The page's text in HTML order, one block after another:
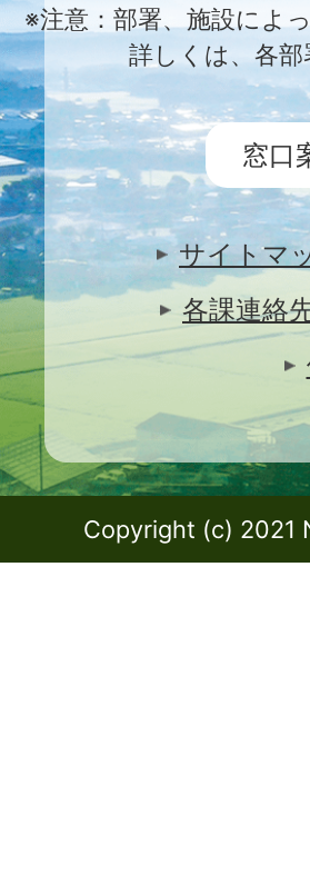
※注意：部署、施設によ
詳しくは、各
窓口
サイトマ
各課連絡
Copyright (c) 2021